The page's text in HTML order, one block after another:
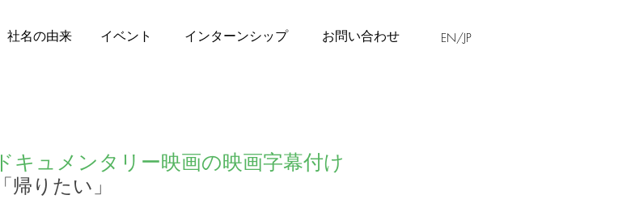
社名の由来 イベント インターンシップ お問い合わせ EN/JP
ドキュメンタリー映画の映画字幕付け
「帰りたい」